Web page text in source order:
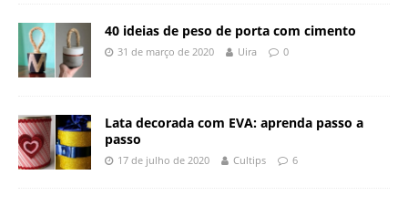
40 ideias de peso de porta com cimento
31 de março de 2020 Uira 0
Lata decorada com EVA: aprenda passo a
passo
17 de julho de 2020 Cultips 6